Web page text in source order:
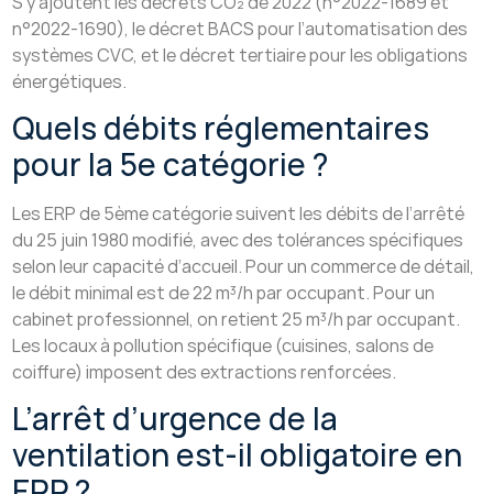
n°2022-1690), le décret BACS pour l’automatisation des
systèmes CVC, et le décret tertiaire pour les obligations
énergétiques.
Quels débits réglementaires
pour la 5e catégorie ?
Les ERP de 5ème catégorie suivent les débits de l’arrêté
du 25 juin 1980 modifié, avec des tolérances spécifiques
selon leur capacité d’accueil. Pour un commerce de détail,
le débit minimal est de 22 m³/h par occupant. Pour un
cabinet professionnel, on retient 25 m³/h par occupant.
Les locaux à pollution spécifique (cuisines, salons de
coiffure) imposent des extractions renforcées.
L’arrêt d’urgence de la
ventilation est-il obligatoire en